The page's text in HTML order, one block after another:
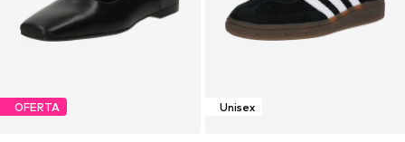
OFERTA Unisex